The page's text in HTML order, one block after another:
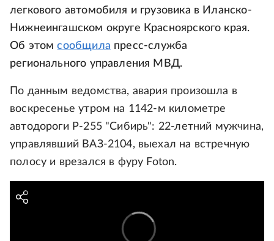
легкового автомобиля и грузовика в Иланско-
Нижнеингашском округе Красноярского края.
Об этомсообщила пресс-служба
регионального управления МВД.
По данным ведомства, авария произошла в
воскресенье утром на 1142-м километре
автодороги Р-255 "Сибирь": 22-летний мужчина,
управлявший ВАЗ-2104, выехал на встречную
полосу и врезался в фуру Foton.